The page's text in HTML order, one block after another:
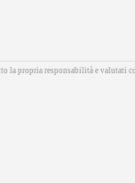
la propria responsabilità e valutati